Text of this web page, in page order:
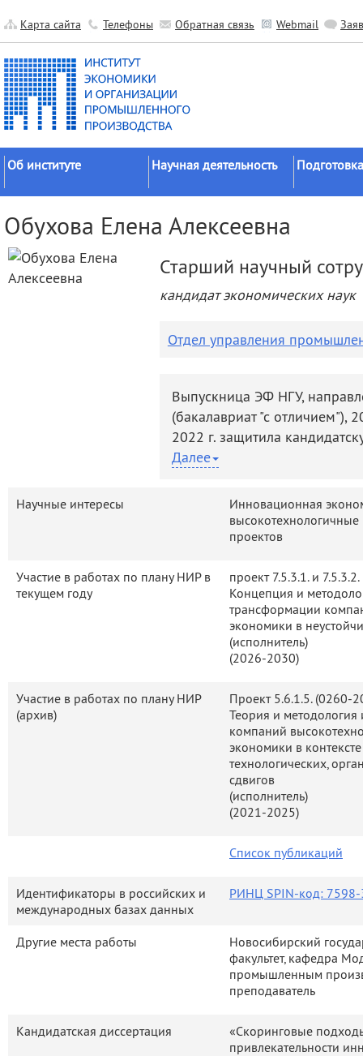
Карта сайта Телефоны Обратная связь Webmail
Об институте
Официальные документы
История
Руководство
Научная деятельность
исследований
Прикладные разработки
Гранты
Экспедиции
Публикации
советы
Обухова Елена Алексеевна
Старший научный
кандидат экономических наук
Отдел управления
Выпускница ЭФ НГУ,
(бакалавриат "с отличием"),
2022 г. защитила
08.00.05 Экономика и
деятельность с
как: "Теория отраслевых
"Венчурные инвестиции и
литературы"
Далее
Научные интересы
Инновационная
проектов
Участие в работах по плану НИР в
текущем году
проект 7.5.3.1. и 7.5.3.2.
Концепция и
трансформации
экономики в
(исполнитель)
(2026-2030)
Участие в работах по плану НИР
(архив)
Проект 5.6.1.5. (0260-
Теория и методология
компаний
экономики в
технологических,
сдвигов
(исполнитель)
(2021-2025)
Список публикаций
Идентификаторы в российских и
международных базах данных
РИНЦ SPIN-код:
Другие места работы
Новосибирский
факультет, кафедра
промышленным
преподаватель
Кандидатская диссертация
«Скоринговые
привлекательности